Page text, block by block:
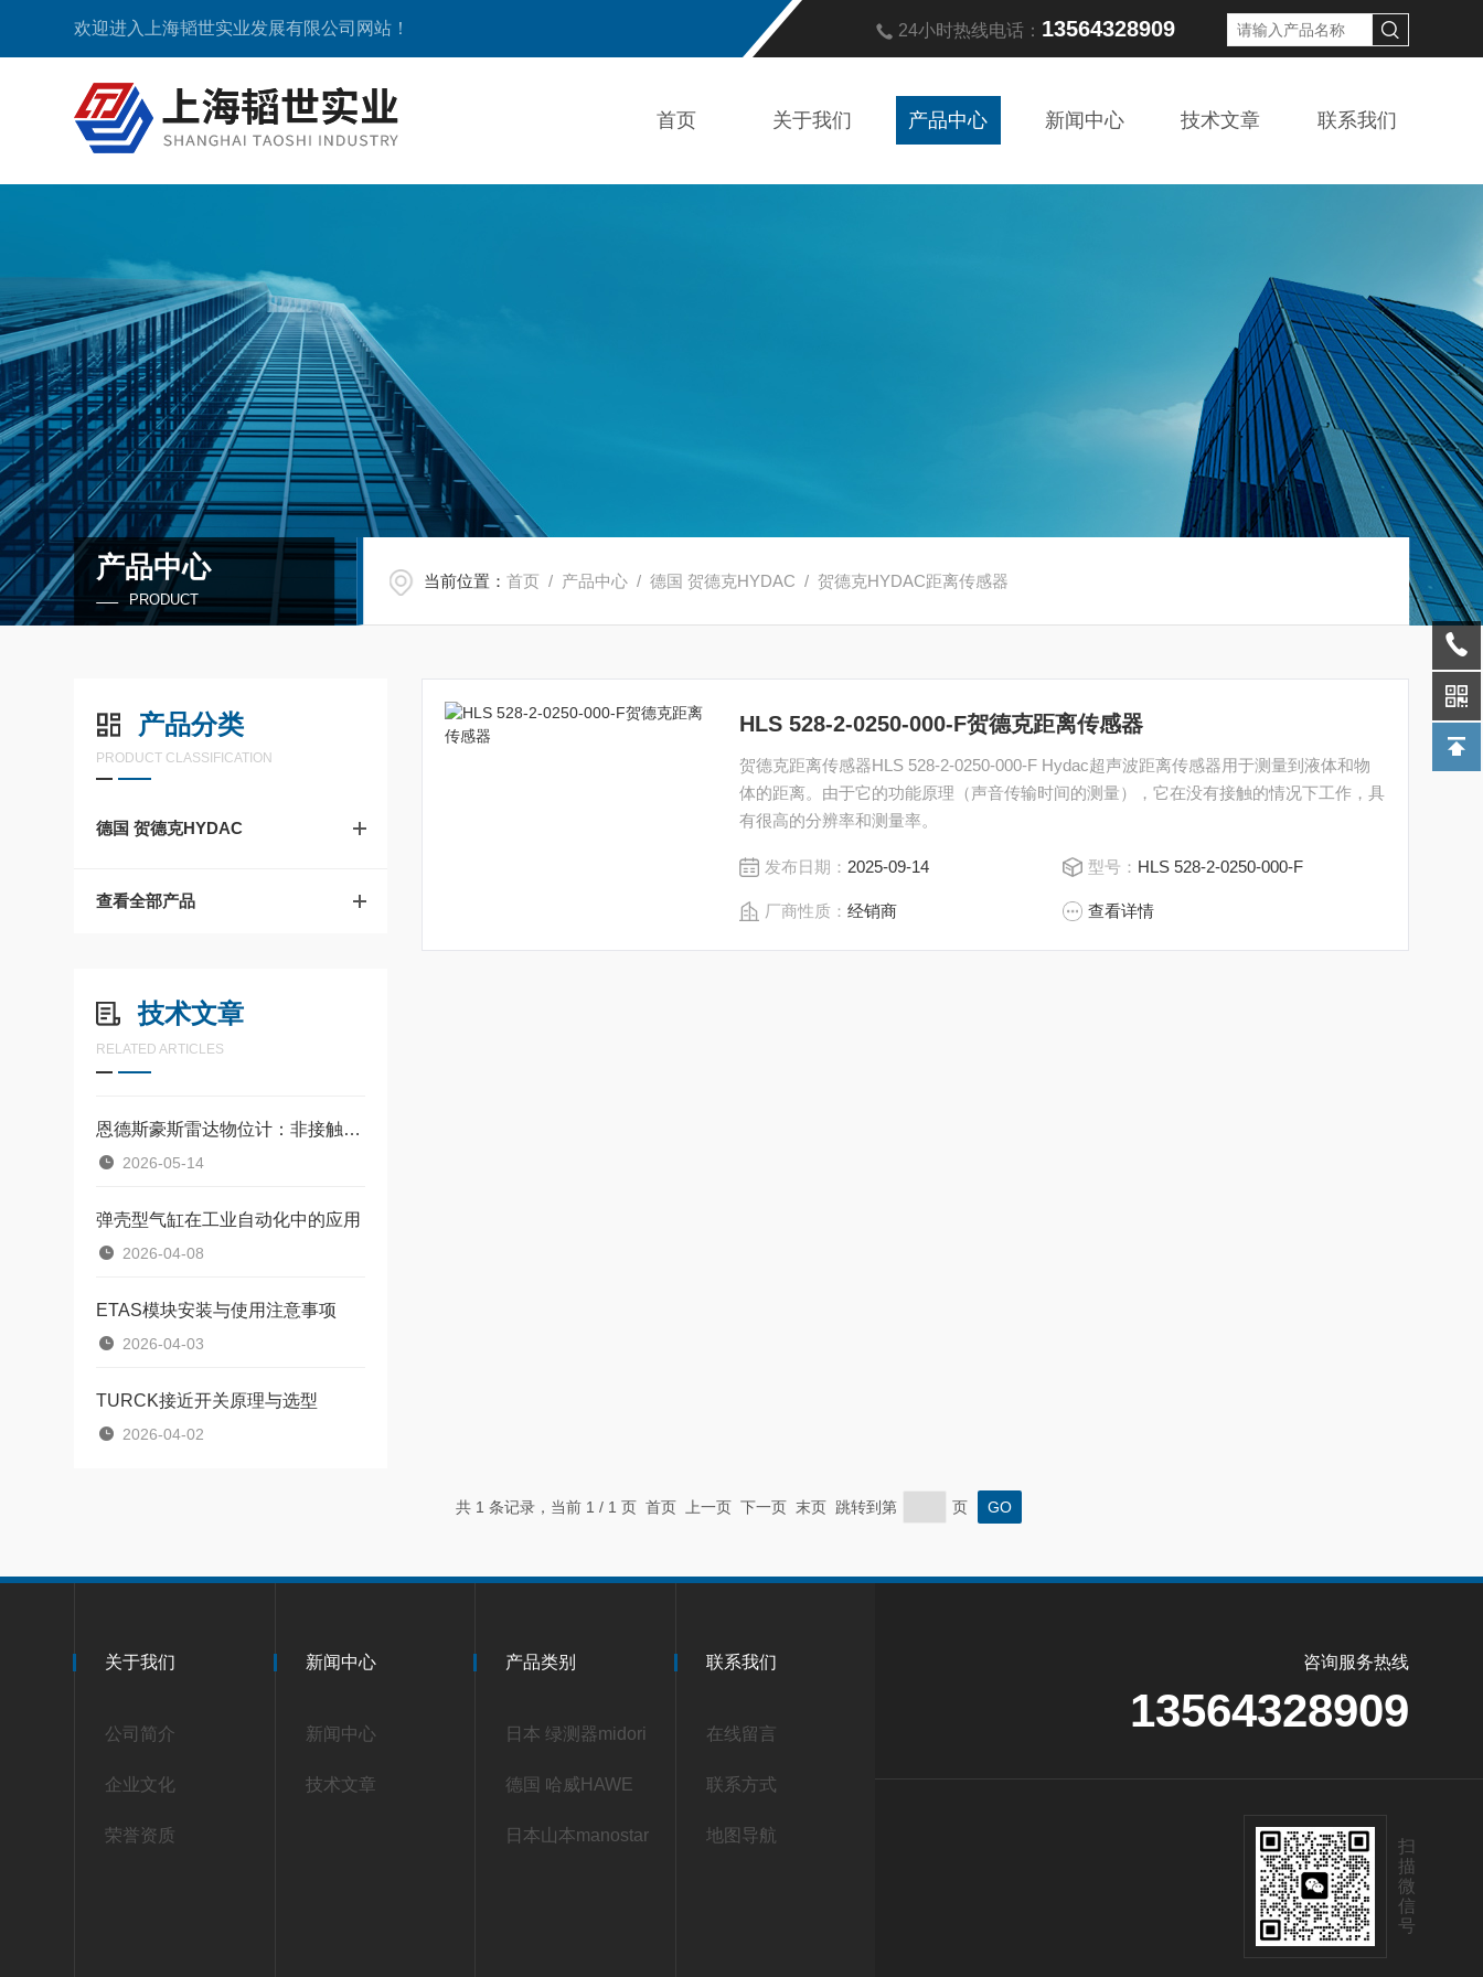
欢迎进入上海韬世实业发展有限公司网站！ 24小时热线电话： 13564328909
首页 关于我们 产品中心 新闻中心 技术文章 联系我们
产品中心
PRODUCT
当前位置：首页 / 产品中心 /德国 贺德克HYDAC /贺德克HYDAC距离传感器
产品分类
PRODUCT CLASSIFICATION
德国 贺德克HYDAC
查看全部产品
技术文章
RELATED ARTICLES
恩德斯豪斯雷达物位计：非接触式物位测量的核心设备
2026-05-14
弹壳型气缸在工业自动化中的应用
2026-04-08
ETAS模块安装与使用注意事项
2026-04-03
TURCK接近开关原理与选型
2026-04-02
HLS 528-2-0250-000-F贺德克距离传感器
贺德克距离传感器HLS 528-2-0250-000-F Hydac超声波距离传感器用于测量到液体和物
体的距离。由于它的功能原理（声音传输时间的测量），它在没有接触的情况下工作，具
有很高的分辨率和测量率。
发布日期： 2025-09-14 型号： HLS 528-2-0250-000-F
厂商性质：经销商 查看详情
共 1 条记录，当前 1 / 1 页 首页 上一页 下一页 末页 跳转到第 页
关于我们
公司简介
企业文化
荣誉资质
新闻中心
新闻中心
技术文章
产品类别
日本 绿测器midori
德国 哈威HAWE
日本山本manostar
联系我们
在线留言
联系方式
地图导航
咨询服务热线
13564328909
扫
描
微
信
号